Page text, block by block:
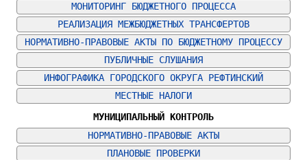
МОНИТОРИНГ БЮДЖЕТНОГО ПРОЦЕССА
РЕАЛИЗАЦИЯ МЕЖБЮДЖЕТНЫХ ТРАНСФЕРТОВ
НОРМАТИВНО-ПРАВОВЫЕ АКТЫ ПО БЮДЖЕТНОМУ ПРОЦЕССУ
ПУБЛИЧНЫЕ СЛУШАНИЯ
ИНФОГРАФИКА ГОРОДСКОГО ОКРУГА РЕФТИНСКИЙ
МЕСТНЫЕ НАЛОГИ
МУНИЦИПАЛЬНЫЙ КОНТРОЛЬ
НОРМАТИВНО-ПРАВОВЫЕ АКТЫ
ПЛАНОВЫЕ ПРОВЕРКИ